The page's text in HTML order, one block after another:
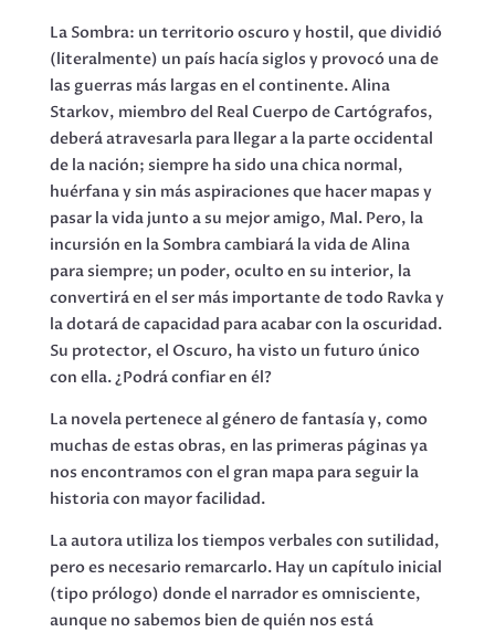
La Sombra: un territorio oscuro y hostil, que dividió
(literalmente) un país hacía siglos y provocó una de
las guerras más largas en el continente. Alina
Starkov, miembro del Real Cuerpo de Cartógrafos,
deberá atravesarla para llegar a la parte occidental
de la nación; siempre ha sido una chica normal,
huérfana y sin más aspiraciones que hacer mapas y
pasar la vida junto a su mejor amigo, Mal. Pero, la
incursión en la Sombra cambiará la vida de Alina
para siempre; un poder, oculto en su interior, la
convertirá en el ser más importante de todo Ravka y
la dotará de capacidad para acabar con la oscuridad.
Su protector, el Oscuro, ha visto un futuro único
con ella. ¿Podrá confiar en él?
La novela pertenece al género de fantasía y, como
muchas de estas obras, en las primeras páginas ya
nos encontramos con el gran mapa para seguir la
historia con mayor facilidad.
La autora utiliza los tiempos verbales con sutilidad,
pero es necesario remarcarlo. Hay un capítulo inicial
(tipo prólogo) donde el narrador es omnisciente,
aunque no sabemos bien de quién nos está